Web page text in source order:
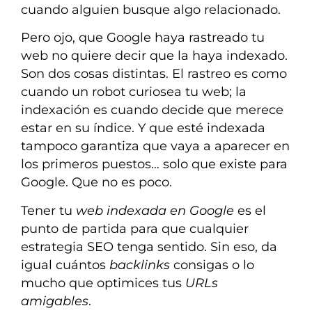
cuando alguien busque algo relacionado.
Pero ojo, que Google haya rastreado tu
web no quiere decir que la haya indexado.
Son dos cosas distintas. El rastreo es como
cuando un robot curiosea tu web; la
indexación es cuando decide que merece
estar en su índice. Y que esté indexada
tampoco garantiza que vaya a aparecer en
los primeros puestos… solo que existe para
Google. Que no es poco.
Tener tu web indexada en Google es el
punto de partida para que cualquier
estrategia SEO tenga sentido. Sin eso, da
igual cuántos backlinks consigas o lo
mucho que optimices tus URLs
amigables.